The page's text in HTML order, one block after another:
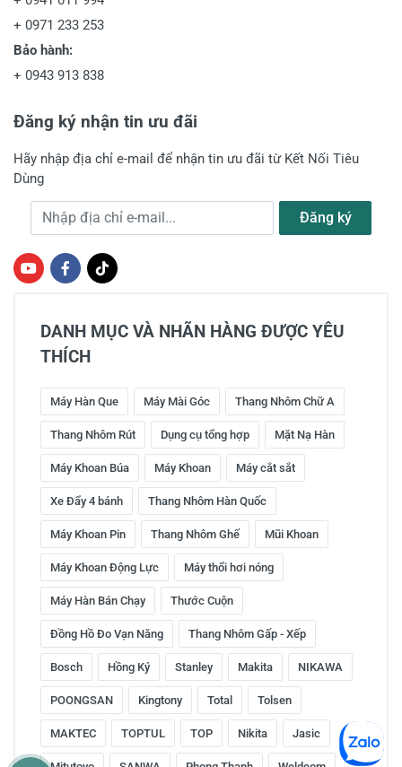
+ 0971 233 253
Bảo hành:
+ 0943 913 838
Đăng ký nhận tin ưu đãi
Hãy nhập địa chỉ e-mail để nhận tin ưu đãi từ Kết Nối Tiêu
Dùng
Địa chỉ e-mail Đăng ký
DANH MỤC VÀ NHÃN HÀNG ĐƯỢC YÊU
THÍCH
Máy Hàn Que Máy Mài Góc Thang Nhôm Chữ A
Thang Nhôm Rút Dụng cụ tổng hợp Mặt Nạ Hàn
Máy Khoan Búa Máy Khoan Máy cắt sắt
Xe Đẩy 4 bánh Thang Nhôm Hàn Quốc
Máy Khoan Pin Thang Nhôm Ghế Mũi Khoan
Máy Khoan Động Lực Máy thổi hơi nóng
Máy Hàn Bán Chạy Thước Cuộn
Đồng Hồ Đo Vạn Năng Thang Nhôm Gấp - Xếp
Bosch Hồng Ký Stanley Makita NIKAWA
POONGSAN Kingtony Total Tolsen
MAKTEC TOPTUL TOP Nikita Jasic